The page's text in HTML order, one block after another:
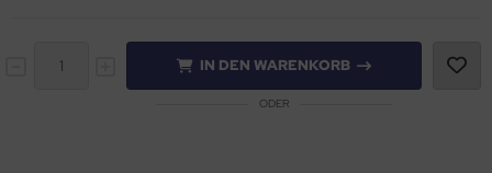
IN DEN WARENKORB
ODER